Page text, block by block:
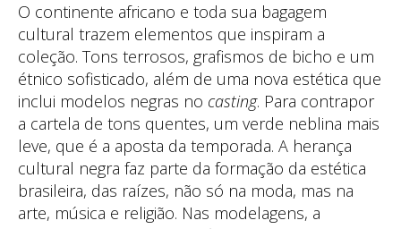
O continente africano e toda sua bagagem
cultural trazem elementos que inspiram a
coleção. Tons terrosos, grafismos de bicho e um
étnico sofisticado, além de uma nova estética que
inclui modelos negras no casting. Para contrapor
a cartela de tons quentes, um verde neblina mais
leve, que é a aposta da temporada. A herança
cultural negra faz parte da formação da estética
brasileira, das raízes, não só na moda, mas na
arte, música e religião. Nas modelagens, a